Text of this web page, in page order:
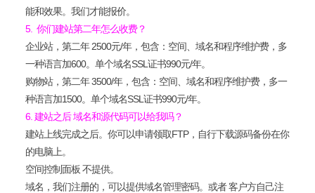
能和效果。我们才能报价。
5. 你们建站第二年怎么收费？
企业站，第二年 2500元/年，包含：空间、域名和程序维护费， 多
一种语言加600。单个域名SSL证书990元/年。
购物站，第二年 3500/年，包含：空间、域名和程序维护费， 多一
种语言加1500。 单个域名SSL证书990元/年。
6. 建站之后 域名和源代码可以给我吗？
建站上线完成之后。你可以申请领取FTP，自行下载源码备份在你
的电脑上。
空间控制面板 不提供。
域名，我们注册的，可以提供域名管理密码。或者 客户方自己注